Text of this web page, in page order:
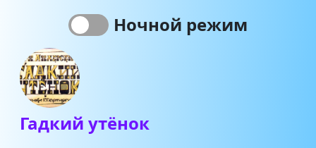
Ночной режим
Гадкий утёнок